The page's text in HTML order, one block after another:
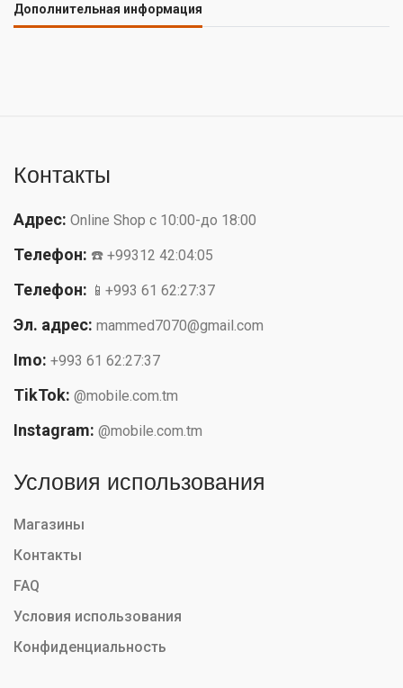
Дополнительная информация
Контакты
Адрес: Online Shop с 10:00-до 18:00
Телефон: ☎️ +99312 42:04:05
Телефон: 📱+993 61 62:27:37
Эл. адрес: mammed7070@gmail.com
Imo: +993 61 62:27:37
TikTok: @mobile.com.tm
Instagram: @mobile.com.tm
Условия использования
Магазины
Контакты
FAQ
Условия использования
Конфиденциальность